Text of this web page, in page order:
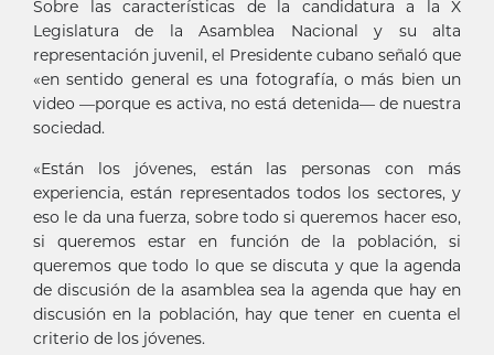
Sobre las características de la candidatura a la X
Legislatura de la Asamblea Nacional y su alta
representación juvenil, el Presidente cubano señaló que
«en sentido general es una fotografía, o más bien un
video —porque es activa, no está detenida— de nuestra
sociedad.
«Están los jóvenes, están las personas con más
experiencia, están representados todos los sectores, y
eso le da una fuerza, sobre todo si queremos hacer eso,
si queremos estar en función de la población, si
queremos que todo lo que se discuta y que la agenda
de discusión de la asamblea sea la agenda que hay en
discusión en la población, hay que tener en cuenta el
criterio de los jóvenes.